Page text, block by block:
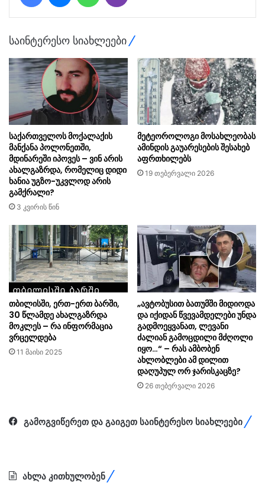
საინტერესო სიახლეები
საქართველოს მოქალაქის
მანქანა პოლონეთში,
მდინარეში იპოვეს – ვინ არის
ახალგაზრდა, რომელიც დიდი
ხანია უგზო-უკვლოდ არის
გამქრალი?
3 კვირის წინ
მეტეოროლოგი მოსახლეობას
ამინდის გაუარესების შესახებ
აფრთხილებს
19 თებერვალი 2026
თბილისში, ერთ-ერთ ბარში,
30 წლამდე ახალგაზრდა
მოკლეს – რა ინფორმაცია
ვრცელდება
11 მაისი 2025
„ავტობუსით ბათუმში მიდიოდა
და იქიდან წვევამდელები უნდა
გადმოეყვანათ, ლევანი
ძალიან გამოცდილი მძღოლი
იყო…“ – რას ამბობენ
ახლობლები ამ დილით
დაღუპულ ორ ჯარისკაცზე?
26 თებერვალი 2026
გამოგვიწერეთ და გაიგეთ საინტერესო სიახლეები
ახლა კითხულობენ